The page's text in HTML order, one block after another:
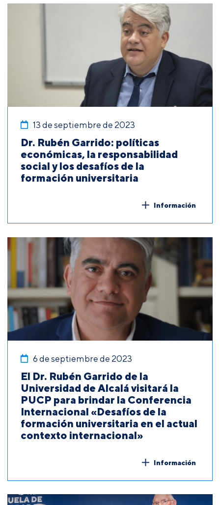
13 de septiembre de 2023
Dr. Rubén Garrido: políticas
económicas, la responsabilidad
social y los desafíos de la
formación universitaria
Información
6 de septiembre de 2023
El Dr. Rubén Garrido de la
Universidad de Alcalá visitará la
PUCP para brindar la Conferencia
Internacional «Desafíos de la
formación universitaria en el actual
contexto internacional»
Información